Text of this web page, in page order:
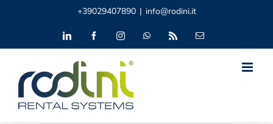
+39029407890 | info@rodini.it
LinkedIn FacebookInstagramWhatsApp Email